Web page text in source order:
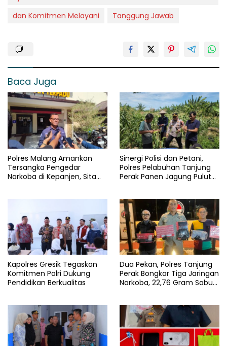
dan Komitmen Melayani
Tanggung Jawab
Baca Juga
Polres Malang Amankan
Tersangka Pengedar
Narkoba di Kepanjen, Sita
Sinergi Polisi dan Petani,
Polres Pelabuhan Tanjung
Perak Panen Jagung Pulut
Kapolres Gresik Tegaskan
Komitmen Polri Dukung
Pendidikan Berkualitas
Dua Pekan, Polres Tanjung
Perak Bongkar Tiga Jaringan
Narkoba, 22,76 Gram Sabu